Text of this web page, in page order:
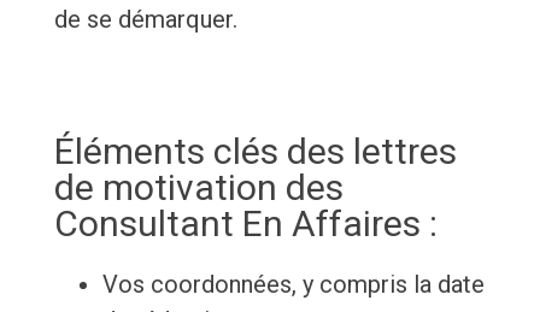
de se démarquer.
Éléments clés des lettres
de motivation des
Consultant En Affaires :
Vos coordonnées, y compris la date